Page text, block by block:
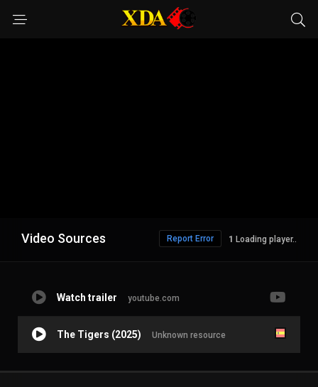
Video Sources Loading player..
Report Error
Watch trailer youtube.com
The Tigers (2025) Unknown resource